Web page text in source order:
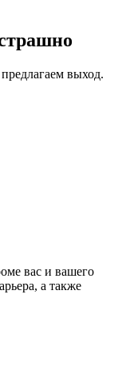
выход.
вас и вашего
а также